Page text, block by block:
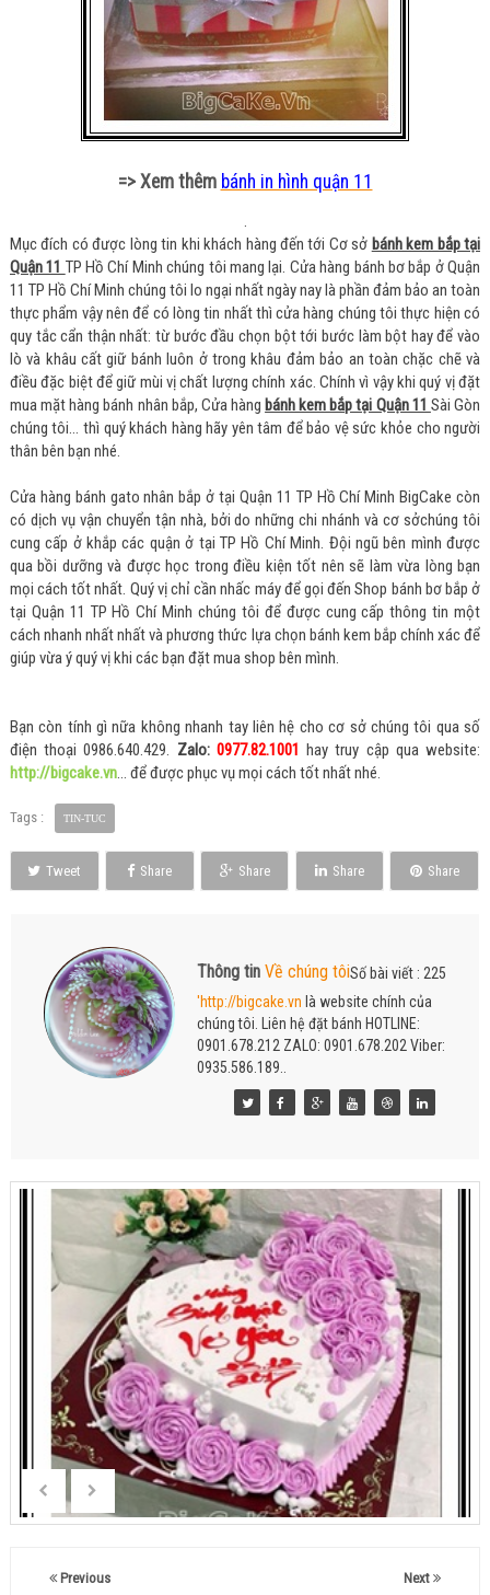
=> Xem thêm bánh in hình quận 11
Mục đích có được lòng tin khi khách hàng đến tới Cơ sở bánh kem bắp tại
Quận 11 TP Hồ Chí Minh chúng tôi mang lại. Cửa hàng bánh bơ bắp ở Quận
11 TP Hồ Chí Minh chúng tôi lo ngại nhất ngày nay là phần đảm bảo an toàn
thực phẩm vậy nên để có lòng tin nhất thì cửa hàng chúng tôi thực hiện có
quy tắc cẩn thận nhất: từ bước đầu chọn bột tới bước làm bột hay để vào
lò và khâu cất giữ bánh luôn ở trong khâu đảm bảo an toàn chặc chẽ và
điều đặc biệt để giữ mùi vị chất lượng chính xác. Chính vì vậy khi quý vị đặt
mua mặt hàng bánh nhân bắp, Cửa hàng bánh kem bắp tại Quận 11 Sài Gòn
chúng tôi… thì quý khách hàng hãy yên tâm để bảo vệ sức khỏe cho người
thân bên bạn nhé.
Cửa hàng bánh gato nhân bắp ở tại Quận 11 TP Hồ Chí Minh BigCake còn
có dịch vụ vận chuyển tận nhà, bởi do những chi nhánh và cơ sởchúng tôi
cung cấp ở khắp các quận ở tại TP Hồ Chí Minh. Đội ngũ bên mình được
qua bồi dưỡng và được học trong điều kiện tốt nên sẽ làm vừa lòng bạn
mọi cách tốt nhất. Quý vị chỉ cần nhấc máy để gọi đến Shop bánh bơ bắp ở
tại Quận 11 TP Hồ Chí Minh chúng tôi để được cung cấp thông tin một
cách nhanh nhất nhất và phương thức lựa chọn bánh kem bắp chính xác để
giúp vừa ý quý vị khi các bạn đặt mua shop bên mình.
Bạn còn tính gì nữa không nhanh tay liên hệ cho cơ sở chúng tôi qua số
điện thoại 0986.640.429. Zalo: 0977.82.1001 hay truy cập qua website:
http://bigcake.vn… để được phục vụ mọi cách tốt nhất nhé.
Tags : TIN-TUC
Tweet Share Share Share Share
Thông tin Về chúng tôiSố bài viết : 225
'http://bigcake.vn là website chính của
chúng tôi. Liên hệ đặt bánh HOTLINE:
0901.678.212 ZALO: 0901.678.202 Viber:
0935.586.189..
Next
Previous